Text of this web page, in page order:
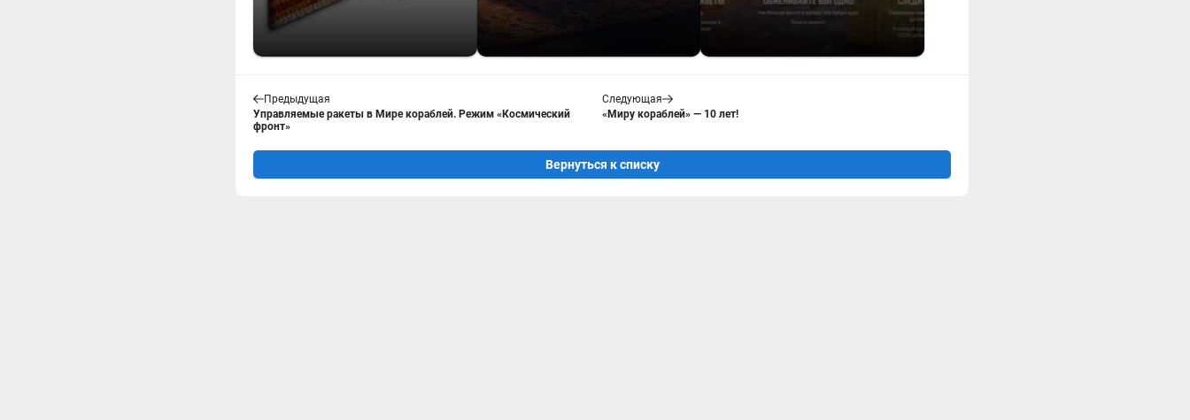
Предыдущая
Управляемые ракеты в Мире кораблей. Режим «Космический
фронт»
Следующая
«Миру кораблей» — 10 лет!
Вернуться к списку